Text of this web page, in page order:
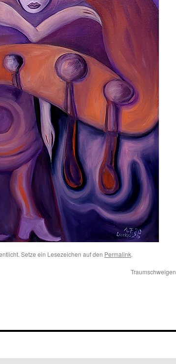
Setze ein Lesezeichen auf den Permalink.
Traumschweigen